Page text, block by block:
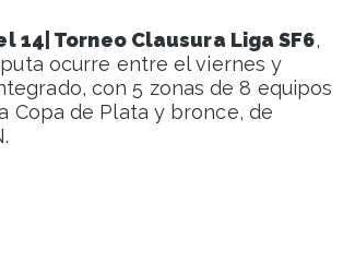
14| Torneo Clausura Liga SF6,
ocurre entre el viernes y
con 5 zonas de 8 equipos
Copa de Plata y bronce, de